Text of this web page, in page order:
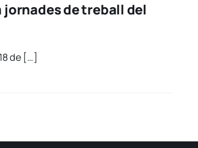
jornades de treball del
de […]